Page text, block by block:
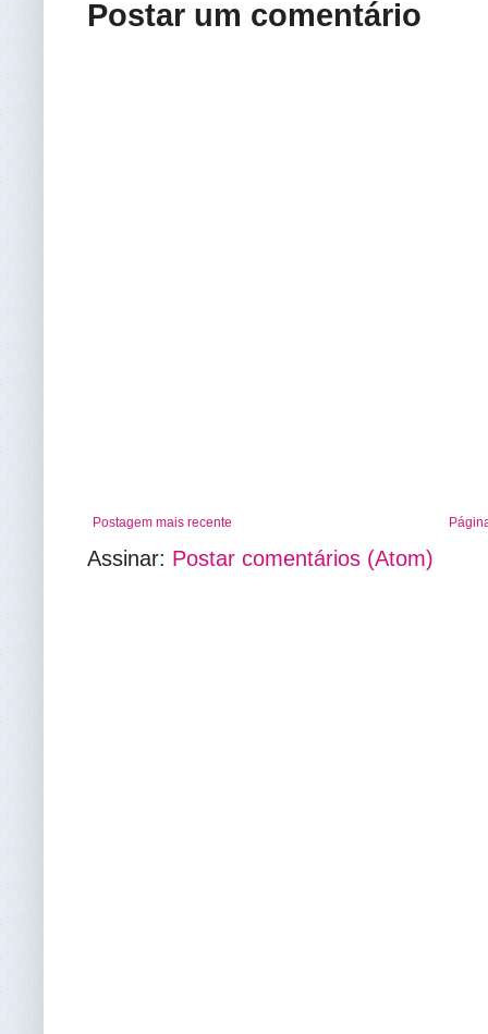
Postar um comentário
Postagem mais recente
Assinar: Postar comentários (Atom)